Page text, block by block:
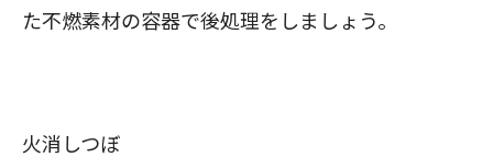
た不燃素材の容器で後処理をしましょう。
火消しつぼ